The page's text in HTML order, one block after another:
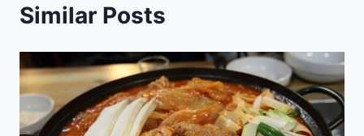
Similar Posts